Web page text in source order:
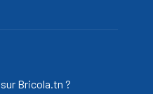
Bricola.tn ?